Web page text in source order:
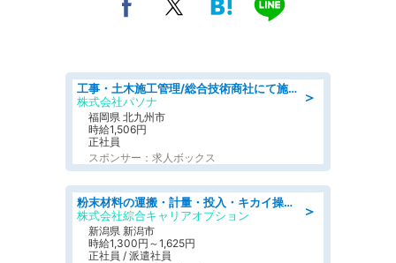
＞
工事・土木施工管理/総合技術商社にて施工管理のお仕事/即日勤務可/車通勤可/工事・土木施工管理/生産・品質管理
株式会社パソナ
福岡県 北九州市
時給1,506円
正社員
スポンサー：求人ボックス
＞
粉末材料の運搬・計量・投入・キカイ操作/オンライン登録
株式会社綜合キャリアオプション
新潟県 新潟市
時給1,300円～1,625円
正社員 / 派遣社員